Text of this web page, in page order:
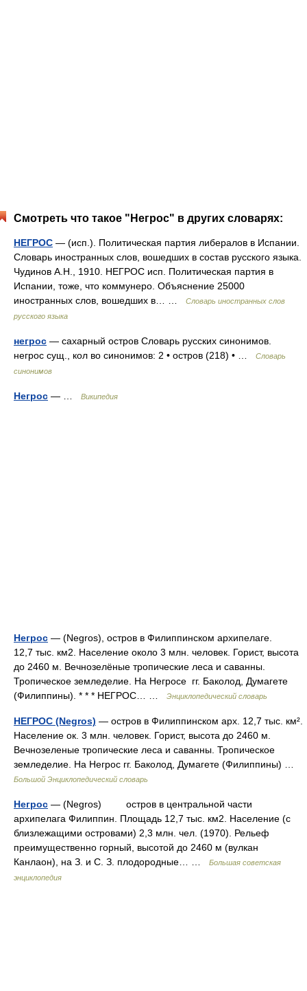
Смотреть что такое "Негрос" в других словарях:
НЕГРОС — (исп.). Политическая партия либералов в Испании.
Словарь иностранных слов, вошедших в состав русского языка.
Чудинов А.Н., 1910. НЕГРОС исп. Политическая партия в
Испании, тоже, что коммунеро. Объяснение 25000
иностранных слов, вошедших в… …
Словарь иностранных слов
русского языка
негрос — сахарный остров Словарь русских синонимов.
негрос сущ., кол во синонимов: 2 • остров (218) • …
Словарь
синонимов
Негрос — … Википедия
Негрос — (Negros), остров в Филиппинском архипелаге.
12,7 тыс. км2. Население около 3 млн. человек. Горист, высота
до 2460 м. Вечнозелёные тропические леса и саванны.
Тропическое земледелие. На Негросе гг. Баколод, Думагете
(Филиппины). * * * НЕГРОС… …
Энциклопедический словарь
НЕГРОС (Negros) — остров в Филиппинском арх. 12,7 тыс. км².
Население ок. 3 млн. человек. Горист, высота до 2460 м.
Вечнозеленые тропические леса и саванны. Тропическое
земледелие. На Негрос гг. Баколод, Думагете (Филиппины) …
Большой Энциклопедический словарь
Негрос — (Negros) остров в центральной части
архипелага Филиппин. Площадь 12,7 тыс. км2. Население (с
близлежащими островами) 2,3 млн. чел. (1970). Рельеф
преимущественно горный, высотой до 2460 м (вулкан
Канлаон), на З. и С. З. плодородные… …
Большая советская
энциклопедия